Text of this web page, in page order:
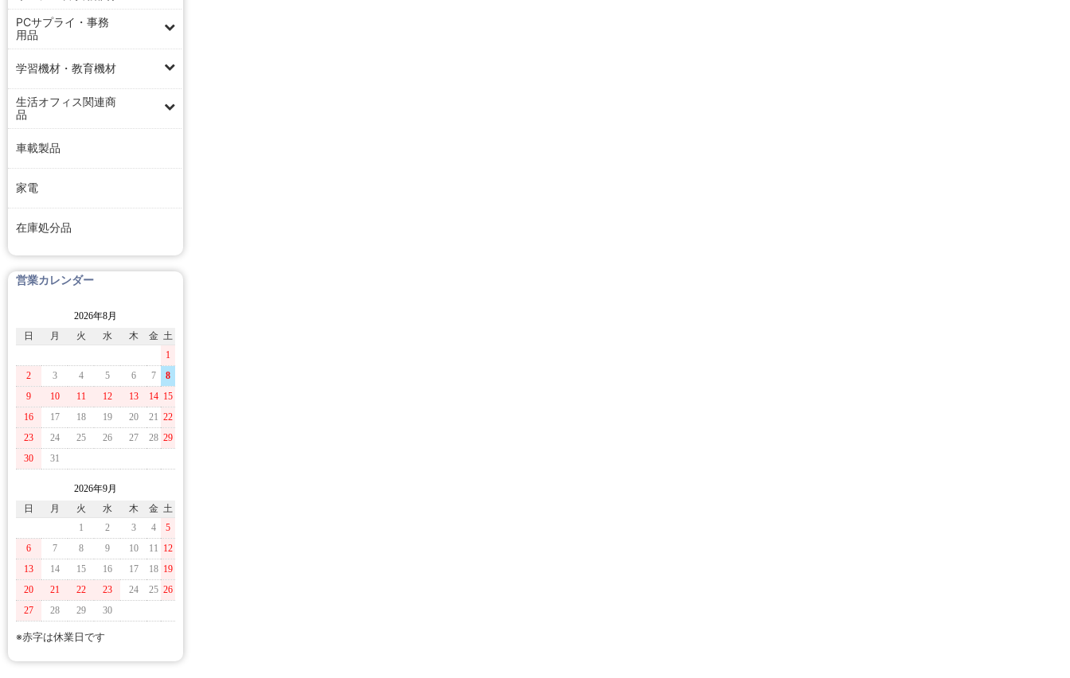
PCサプライ・事務
用品
学習機材・教育機材
生活オフィス関連商
品
車載製品
家電
在庫処分品
営業カレンダー
2026年8月
日
月 火 水 木 金 土
1
2
3 4 5 6 7
8
9
10 11 12 13 14 15
16
17 18 19 20 21 22
23
24 25 26 27 28 29
30
31
2026年9月
日
月 火 水 木 金 土
1
2 3 4
5
6
7 8 9 10 11 12
13
14 15 16 17 18 19
20
21 22 23 24 25 26
27
28 29 30
※赤字は休業日です